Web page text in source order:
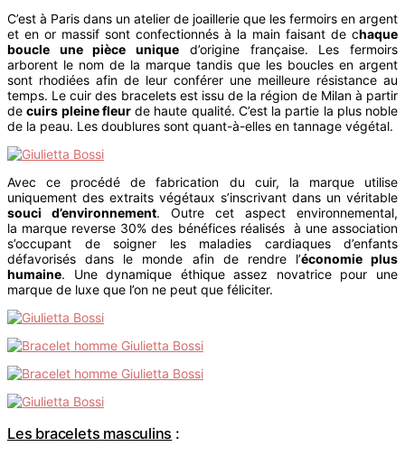
C’est à Paris dans un atelier de joaillerie que les fermoirs en argent
et en or massif sont confectionnés à la main faisant de chaque
boucle une pièce unique d’origine française. Les fermoirs
arborent le nom de la marque tandis que les boucles en argent
sont rhodiées afin de leur conférer une meilleure résistance au
temps. Le cuir des bracelets est issu de la région de Milan à partir
decuirs pleine fleurde haute qualité. C’est la partie la plus noble
de la peau. Les doublures sont quant-à-elles en tannage végétal.
Avec ce procédé de fabrication du cuir, la marque utilise
uniquement des extraits végétaux s’inscrivant dans un véritable
souci d’environnement. Outre cet aspect environnemental,
la marque reverse 30% des bénéfices réalisés à une association
s’occupant de soigner les maladies cardiaques d’enfants
défavorisés dans le monde afin de rendre l’économie plus
humaine. Une dynamique éthique assez novatrice pour une
marque de luxe que l’on ne peut que féliciter.
Les bracelets masculins :